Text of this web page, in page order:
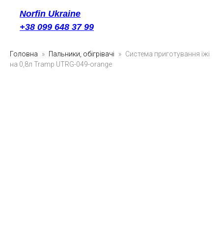
Norfin Ukraine
+38 099 648 37 99
Головна Пальники, обігрівачі
Система приготування їжі
на 0,8л Tramp UTRG-049-orange